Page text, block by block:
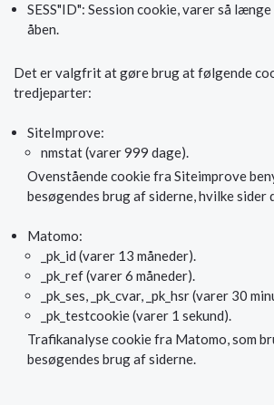
SESS"ID": Session cookie, varer så
åben.
Det er valgfrit at gøre brug at følgende
tredjeparter:
SiteImprove:
nmstat (varer 999 dage).
Ovenstående cookie fra Siteimprove
besøgendes brug af siderne, hvilke sider
Matomo:
_pk_id (varer 13 måneder).
_pk_ref (varer 6 måneder).
_pk_ses, _pk_cvar, _pk_hsr (varer 30
_pk_testcookie (varer 1 sekund).
Trafikanalyse cookie fra Matomo, som
besøgendes brug af siderne.